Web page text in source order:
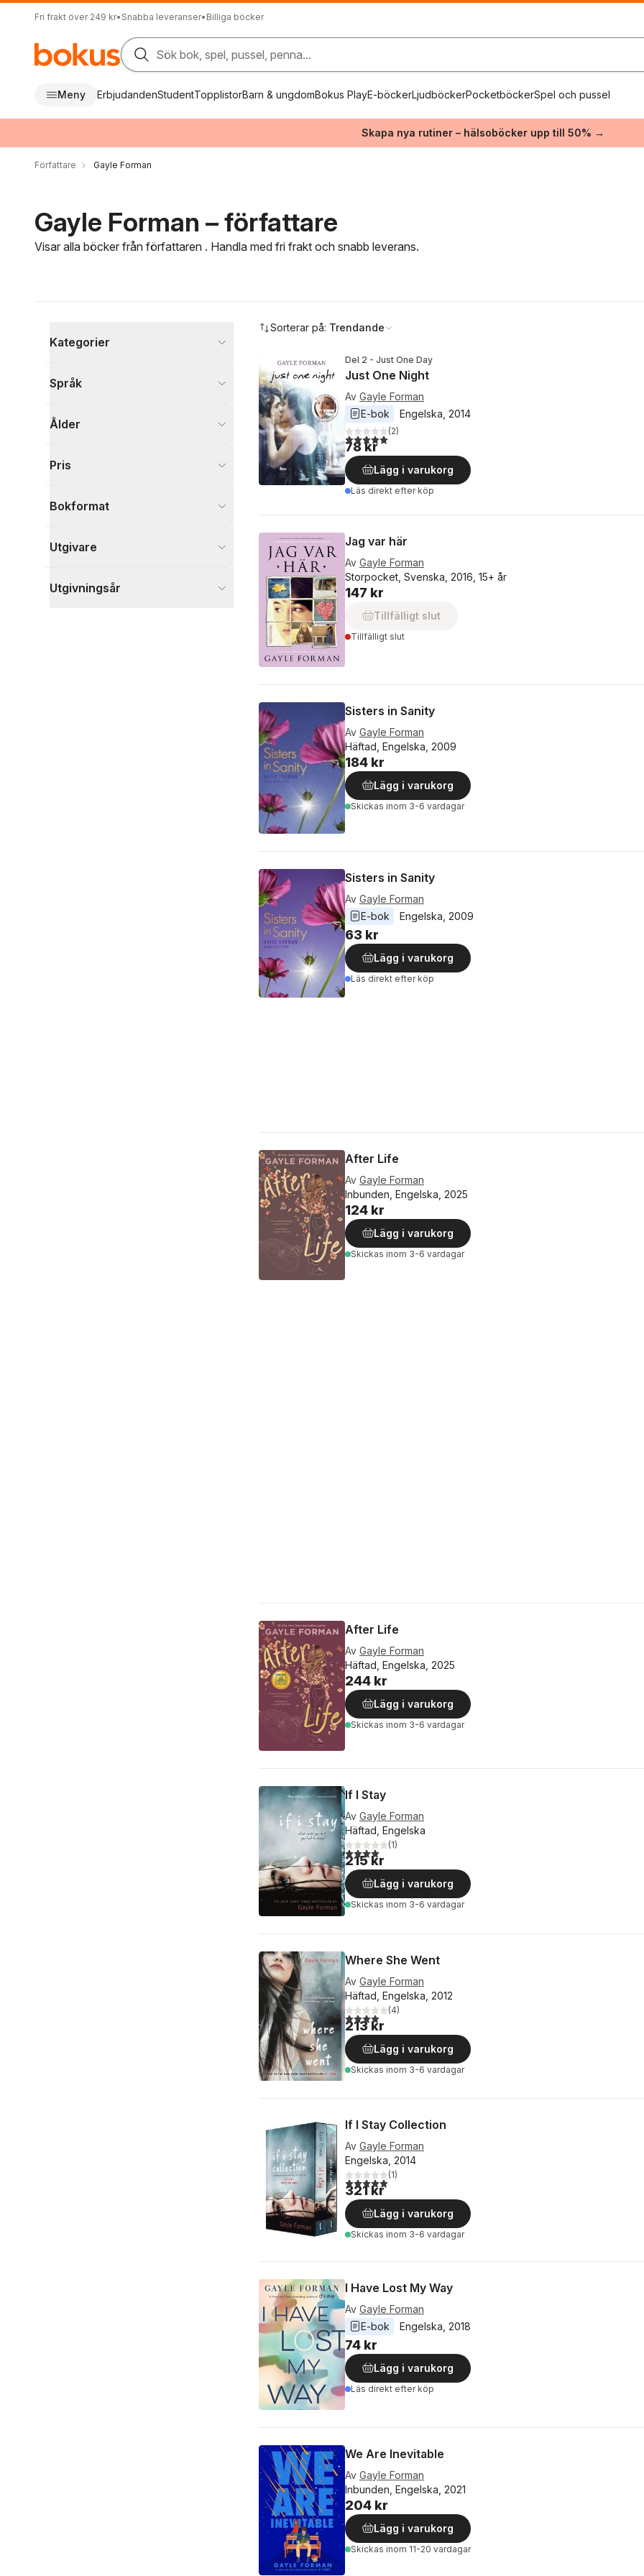
Fri frakt över 249 kr• Snabba leveranser• Billiga böcker
Sök bok, spel, pussel, penna...
Meny ErbjudandenStudentTopplistorBarn & ungdomBokus PlayE-böckerLjudböckerPocketböckerSpel och pussel
Skapa nya rutiner – hälsoböcker upp till 50% →
Författare Gayle Forman
Gayle Forman – författare
Visar alla böcker från författaren . Handla med fri frakt och snabb leverans.
Kategorier
Visa fler
Språk
Ålder
Pris
Bokformat
Utgivare
Utgivningsår
Sorterar på: Trendande
Del 2 - Just One Day
Just One Night
Av Gayle Forman
E-bok
Engelska 2014
5,0utav 5 stjärnor. Totalt antal röster:
(2)
78 kr
Lägg i varukorg
Läs direkt efter köp
Jag var här
Av Gayle Forman
Storpocket, Svenska, 2016, 15+ år
147 kr
Tillfälligt slut
Tillfälligt slut
Sisters in Sanity
Av Gayle Forman
Häftad, Engelska, 2009
184 kr
Lägg i varukorg
Skickas inom 3-6 vardagar
Sisters in Sanity
Av Gayle Forman
E-bok
Engelska 2009
63 kr
Lägg i varukorg
Läs direkt efter köp
After Life
Av Gayle Forman
Inbunden, Engelska, 2025
124 kr
Lägg i varukorg
Skickas inom 3-6 vardagar
After Life
Av Gayle Forman
Häftad, Engelska, 2025
244 kr
Lägg i varukorg
Skickas inom 3-6 vardagar
If I Stay
Av Gayle Forman
Häftad, Engelska
4,0utav 5 stjärnor. Totalt antal röster:
(1)
215 kr
Lägg i varukorg
Skickas inom 3-6 vardagar
Where She Went
Av Gayle Forman
Häftad, Engelska, 2012
4,0utav 5 stjärnor. Totalt antal röster:
(4)
213 kr
Lägg i varukorg
Skickas inom 3-6 vardagar
If I Stay Collection
Av Gayle Forman
Engelska, 2014
5,0utav 5 stjärnor. Totalt antal röster:
(1)
321 kr
Lägg i varukorg
Skickas inom 3-6 vardagar
I Have Lost My Way
Av Gayle Forman
E-bok
Engelska 2018
74 kr
Lägg i varukorg
Läs direkt efter köp
We Are Inevitable
Av Gayle Forman
Inbunden, Engelska, 2021
204 kr
Lägg i varukorg
Skickas inom 11-20 vardagar